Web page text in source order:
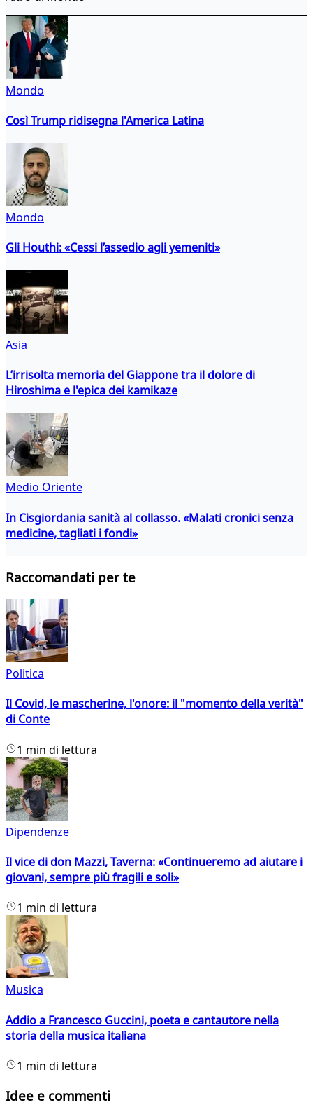
Mondo
Così Trump ridisegna l'America Latina
Mondo
Gli Houthi: «Cessi l’assedio agli yemeniti»
Asia
L’irrisolta memoria del Giappone tra il dolore di
Hiroshima e l'epica dei kamikaze
Medio Oriente
In Cisgiordania sanità al collasso. «Malati cronici senza
medicine, tagliati i fondi»
Raccomandati per te
Politica
Il Covid, le mascherine, l'onore: il "momento della verità"
di Conte
1 min di lettura
Dipendenze
Il vice di don Mazzi, Taverna: «Continueremo ad aiutare i
giovani, sempre più fragili e soli»
1 min di lettura
Musica
Addio a Francesco Guccini, poeta e cantautore nella
storia della musica italiana
1 min di lettura
Idee e commenti